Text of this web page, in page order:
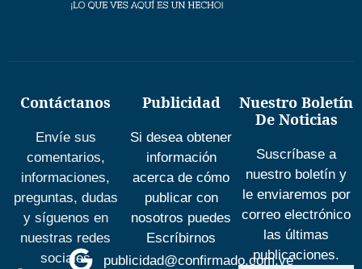
Contáctanos
Envíe sus
comentarios,
informaciones,
preguntas, dudas
y síguenos en
nuestras redes
sociales
Publicidad
Si desea obtener
información
acerca de cómo
publicar con
nosotros puedes
Escríbirnos
publicidad@confirmado.com.ve
Nuestro Boletín
De Noticias
Suscríbase a
nuestro boletín y
le enviaremos por
correo electrónico
las últimas
publicaciones.